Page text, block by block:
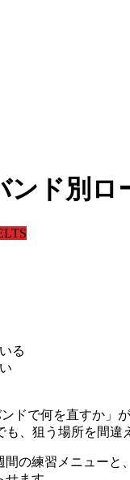
ド別ロ
る
で何を直すか」
、狙う場所を間違
の練習メニュー